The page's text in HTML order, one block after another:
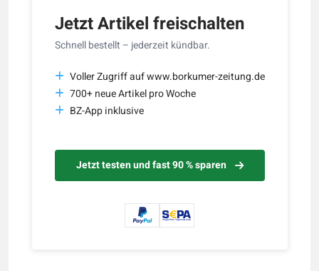
Jetzt Artikel freischalten
Schnell bestellt – jederzeit kündbar.
Voller Zugriff auf www.borkumer-zeitung.de
700+ neue Artikel pro Woche
BZ-App inklusive
Jetzt testen und fast 90 % sparen